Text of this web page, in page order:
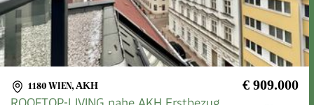
1180 WIEN, AKH € 909.000